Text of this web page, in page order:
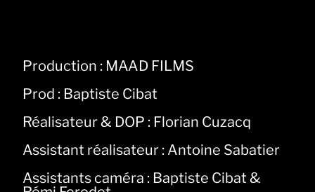
Production : MAAD FILMS
Prod : Baptiste Cibat
Réalisateur & DOP : Florian Cuzacq
Assistant réalisateur : Antoine Sabatier
Assistants caméra : Baptiste Cibat &